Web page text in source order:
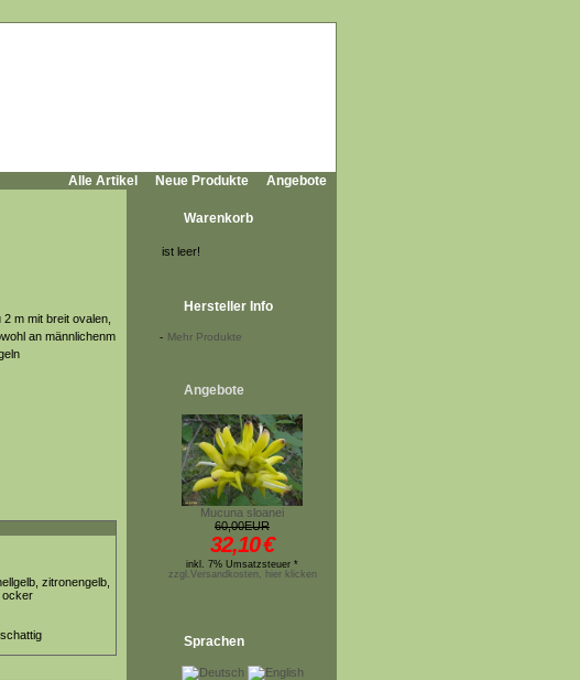
Alle Artikel Neue Produkte Angebote
m mit breit ovalen,
an männlichenm
zitronengelb,
ocker
Warenkorb
ist leer!
Hersteller Info
- Mehr Produkte
Angebote
Mucuna sloanei
60,00EUR
32,10€
inkl. 7% Umsatzsteuer *
zzgl.Versandkosten, hier klicken
Sprachen